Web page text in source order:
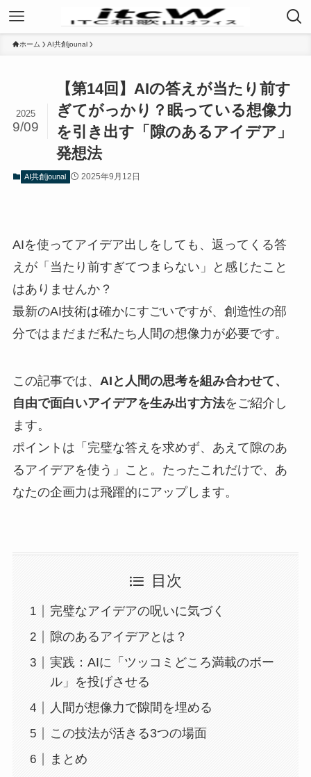
ホーム AI共創jounal
【第14回】AIの答えが当たり前す
ぎてがっかり？眠っている想像力
を引き出す「隙のあるアイデア」
発想法
2025
9/09
AI共創jounal 2025年9月12日
AIを使ってアイデア出しをしても、返ってくる答
えが「当たり前すぎてつまらない」と感じたこと
はありませんか？
最新のAI技術は確かにすごいですが、創造性の部
分ではまだまだ私たち人間の想像力が必要です。
この記事では、 AIと人間の思考を組み合わせて、
自由で面白いアイデアを生み出す方法をご紹介し
ます。
ポイントは「完璧な答えを求めず、あえて隙のあ
るアイデアを使う」こと。たったこれだけで、あ
なたの企画力は飛躍的にアップします。
目次
完璧なアイデアの呪いに気づく
隙のあるアイデアとは？
実践：AIに「ツッコミどころ満載のボー
ル」を投げさせる
人間が想像力で隙間を埋める
この技法が活きる3つの場面
まとめ